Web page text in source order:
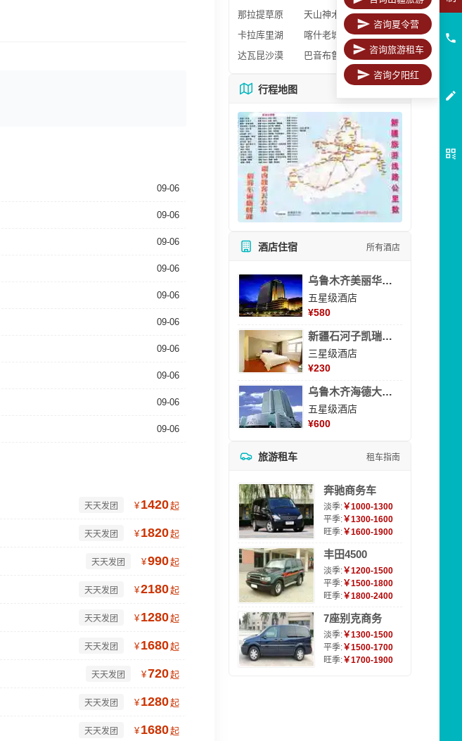
09-06
09-06
09-06
09-06
09-06
09-06
09-06
09-06
09-06
09-06
天天发团 ¥ 1420起
天天发团 ¥ 1820起
天天发团 ¥990起
天天发团 ¥2180起
天天发团 ¥ 1280起
天天发团 ¥ 1680起
天天发团 ¥720起
天天发团 ¥ 1280起
天天发团 ¥ 1680起
那拉提草原
天山神木园
卡拉库里湖
喀什老城区
达瓦昆沙漠
巴音布鲁克
行程地图
酒店住宿 所有酒店
乌鲁木齐美丽华大酒
五星级酒店
¥580
新疆石河子凯瑞酒店
三星级酒店
¥230
乌鲁木齐海德大酒店
五星级酒店
¥600
旅游租车 租车指南
奔驰商务车
淡季:￥1000-1300
平季:￥1300-1600
旺季:￥1600-1900
丰田4500
淡季:￥1200-1500
平季:￥1500-1800
旺季:￥1800-2400
7座别克商务
淡季:￥1300-1500
平季:￥1500-1700
旺季:￥1700-1900
咨询夏令营
咨询旅游租车
咨询夕阳红